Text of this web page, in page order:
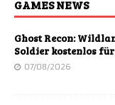
GAMES NEWS
Ghost Recon:
Soldier kostenlos für
07/08/2026